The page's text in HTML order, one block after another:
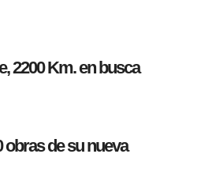
2200 Km. en busca
obras de su nueva